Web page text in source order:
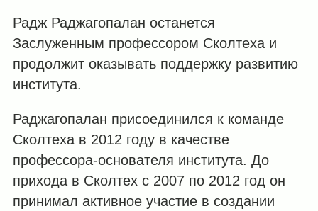
Радж Раджагопалан останется
Заслуженным профессором Сколтеха и
продолжит оказывать поддержку развитию
института.
Раджагопалан присоединился к команде
Сколтеха в 2012 году в качестве
профессора-основателя института. До
прихода в Сколтех с 2007 по 2012 год он
принимал активное участие в создании